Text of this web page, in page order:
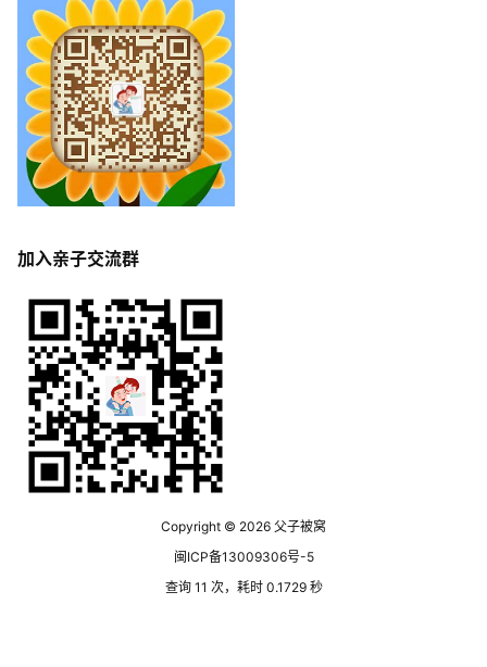
加入亲子交流群
Copyright © 2026 父子被窝
闽ICP备13009306号-5
查询 11 次，耗时 0.1729 秒